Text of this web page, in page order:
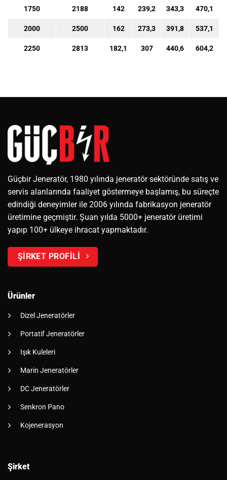
1750 2188 142 239,2 343,3 470,1
2000 2500 162 273,3 391,8 537,1
2250 2813 182,1 307 440,6 604,2
Güçbir Jeneratör, 1980 yılında jeneratör sektöründe satış ve
servis alanlarında faaliyet göstermeye başlamış, bu süreçte
edindiği deneyimler ile 2006 yılında fabrikasyon jeneratör
üretimine geçmiştir. Şuan yılda 5000+ jeneratör üretimi
yapıp 100+ ülkeye ihracat yapmaktadır.
ŞİRKET PROFİLİ
Ürünler
Dizel Jeneratörler
Portatif Jeneratörler
Işık Kuleleri
Marin Jeneratörler
DC Jeneratörler
Senkron Pano
Kojenerasyon
Şirket